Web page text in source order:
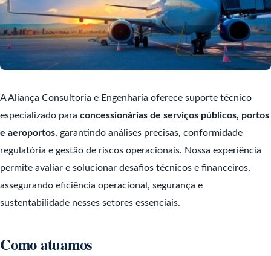
A Aliança Consultoria e Engenharia oferece suporte técnico
especializado para concessionárias de serviços públicos, portos
e aeroportos, garantindo análises precisas, conformidade
regulatória e gestão de riscos operacionais. Nossa experiência
permite avaliar e solucionar desafios técnicos e financeiros,
assegurando eficiência operacional, segurança e
sustentabilidade nesses setores essenciais.
Como atuamos